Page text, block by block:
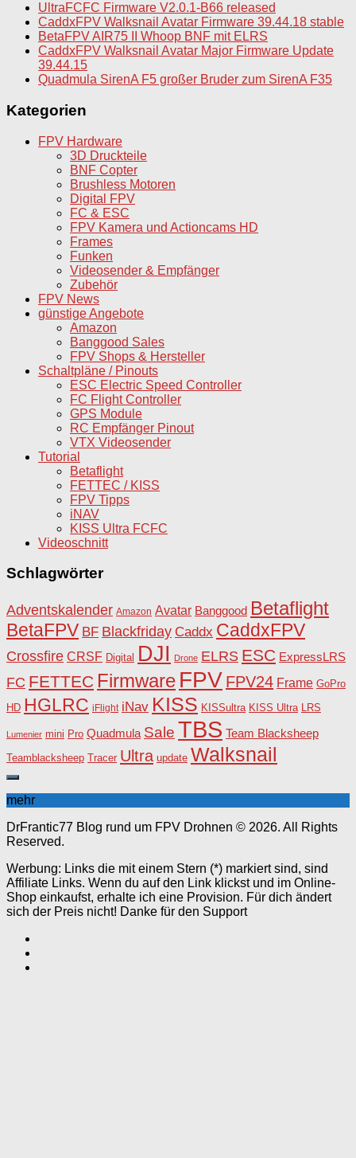
UltraFCFC Firmware V2.0.1-B66 released
CaddxFPV Walksnail Avatar Firmware 39.44.18 stable
BetaFPV AIR75 II Whoop BNF mit ELRS
CaddxFPV Walksnail Avatar Major Firmware Update
39.44.15
Quadmula SirenA F5 großer Bruder zum SirenA F35
Kategorien
FPV Hardware
3D Druckteile
BNF Copter
Brushless Motoren
Digital FPV
FC & ESC
FPV Kamera und Actioncams HD
Frames
Funken
Videosender & Empfänger
Zubehör
FPV News
günstige Angebote
Amazon
Banggood Sales
FPV Shops & Hersteller
Schaltpläne / Pinouts
ESC Electric Speed Controller
FC Flight Controller
GPS Module
RC Empfänger Pinout
VTX Videosender
Tutorial
Betaflight
FETTEC / KISS
FPV Tipps
iNAV
KISS Ultra FCFC
Videoschnitt
Schlagwörter
Adventskalender Amazon Avatar Banggood Betaflight
BetaFPV BF Blackfriday Caddx CaddxFPV
Crossfire CRSF Digital DJI Drone ELRS ESC ExpressLRS
FC FETTEC Firmware FPV FPV24 Frame GoPro
HD HGLRC iFlight iNav KISS KISSultra KISS Ultra LRS
Lumenier mini Pro Quadmula Sale TBS Team Blacksheep
Teamblacksheep Tracer Ultra update Walksnail
mehr
DrFrantic77 Blog rund um FPV Drohnen © 2026. All Rights
Reserved.
Werbung: Links die mit einem Stern (*) markiert sind, sind
Affiliate Links. Wenn du auf den Link klickst und im Online-
Shop einkaufst, erhalte ich eine Provision. Für dich ändert
sich der Preis nicht! Danke für den Support